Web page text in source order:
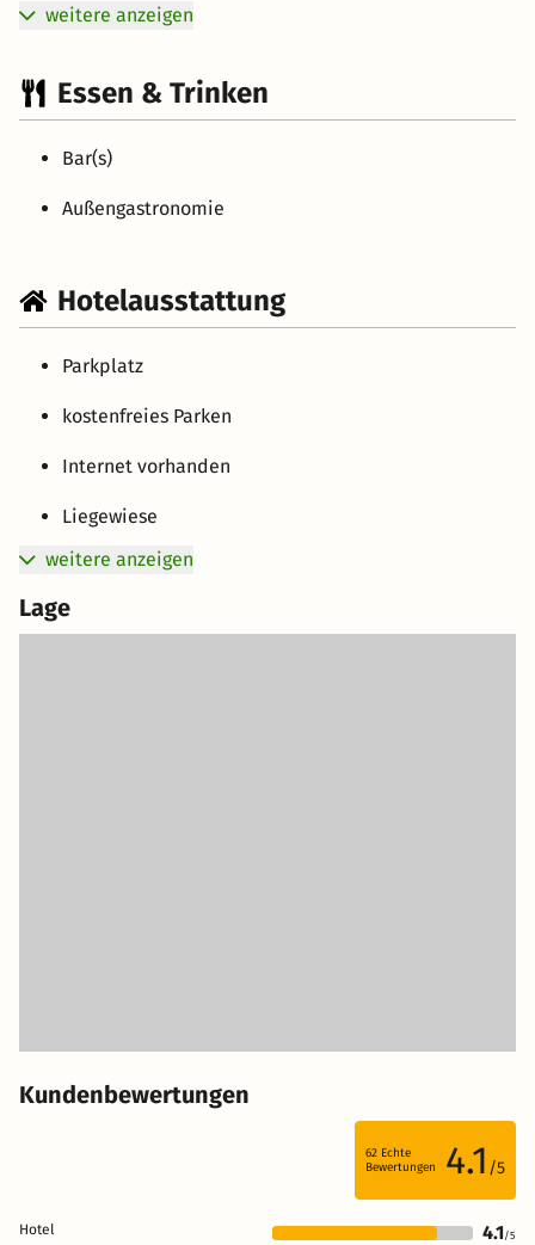
weitere anzeigen
Essen & Trinken
Bar(s)
Außengastronomie
Hotelausstattung
Parkplatz
kostenfreies Parken
Internet vorhanden
Liegewiese
weitere anzeigen
Lage
Kundenbewertungen
62 Echte
Bewertungen
4.1 /5
Hotel 4.1/5